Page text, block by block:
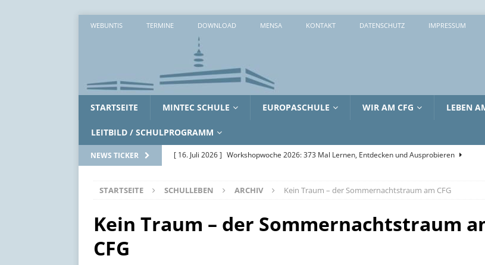
WEBUNTIS TERMINE DOWNLOAD MENSA KONTAKT DATENSCHUTZ IMPRESSUM
STARTSEITE MINTEC SCHULE EUROPASCHULE WIR AM CFG LEBEN
LEITBILD / SCHULPROGRAMM
NEWS TICKER [ 16. Juli 2026 ] Workshopwoche 2026: 373 Mal Lernen, Entdecken und Ausprobieren
[ 15. Juli 2026 ]
Zwei erlebnisreiche Tage in Lille
AUS DEM UNTERRICHT
Zwischen Aktienkultur und Kinderschutz: Jürgen Hardt im Gespräch mit dem
STARTSEITE SCHULLEBEN ARCHIV Kein Traum – der Sommernachtstraum am CFG
Kein Traum – der Sommernachtstraum
CFG